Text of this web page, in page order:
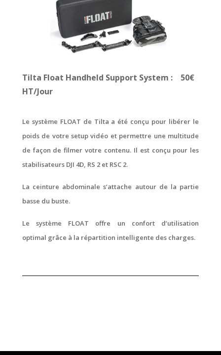
Tilta Float Handheld Support System : 50€
HT/Jour
Le système FLOAT de Tilta a été conçu pour libérer le
poids de votre setup vidéo et permettre une multitude
de façon de filmer votre contenu. Il est conçu pour les
stabilisateurs DJI 4D, RS 2 et RSC 2.
La ceinture abdominale s’attache autour de la partie
basse du buste.
Le système FLOAT offre un confort d’utilisation
optimal grâce à la répartition intelligente des charges.